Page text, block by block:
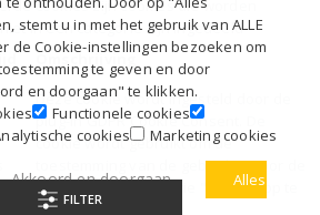
FILTER
stemt u in met het gebruik van ALLE
de Cookie-instellingen bezoeken om
te geven en door
en doorgaan" te klikken.
Functionele cookies
cookies
Marketing cookies
Akkoord en doorgaan
Alles
cookies zijn cookies die worden
in een categorie zijn ingedeeld
Omschrijving
Deze cookie wordt ingesteld door de
plug-in GDPR Cookie Consent. De
cookie wordt gebruikt om de
toestemming van de gebruiker voor de
cookies in de categorie "Overig" op te
slaan.